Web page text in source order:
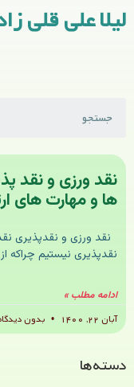
لیلا علی قلی
نقد ورزی و نقد
ها و مهارت های
نقد ورزی و نقدپذیری
نقدپذیری نیستیم چراکه
ادامه مطلب »
آبان ۲۲, ۱۴۰۰
بدون
دسته‌ها